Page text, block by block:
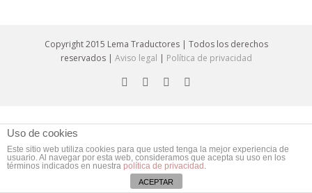
Copyright 2015 Lema Traductores | Todos los derechos
reservados | Aviso legal | Política de privacidad
Uso de cookies
Este sitio web utiliza cookies para que usted tenga la mejor experiencia de
usuario. Al navegar por esta web, consideramos que acepta su uso en los
términos indicados en nuestra política de privacidad .
ACEPTAR